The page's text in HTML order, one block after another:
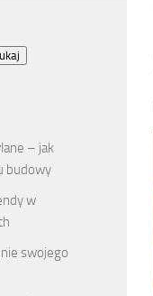
– jak
budowy
w
swojego